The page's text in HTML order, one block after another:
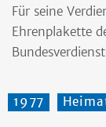
Für seine
Ehrenplakette
1977